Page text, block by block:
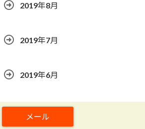
2019年8月
2019年7月
2019年6月
2019年5月